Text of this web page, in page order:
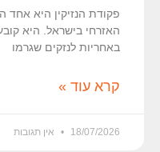
פקודת הנזיקין היא אחד
האזרחי בישראל. היא
באחריות לנזקים שגרמו
קרא עוד »
18/07/2026 אין תגובות